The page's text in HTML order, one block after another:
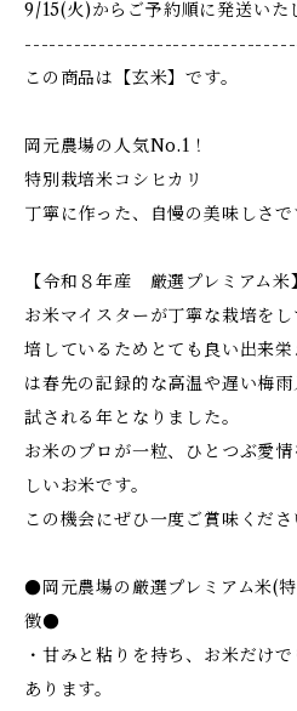
9/15(火)からご予約順に発送い
この商品は【玄米】です。
岡元農場の人気No.1！
特別栽培米コシヒカリ
丁寧に作った、自慢の美味しさで
【令和８年産 厳選プレミアム米】
お米マイスターが丁寧な栽培を
培しているためとても良い出来
は春先の記録的な高温や遅い梅
試される年となりました。
お米のプロが一粒、ひとつぶ愛
しいお米です。
この機会にぜひ一度ご賞味くださ
●岡元農場の厳選プレミアム米(
徴●
・甘みと粘りを持ち、お米だけ
あります。